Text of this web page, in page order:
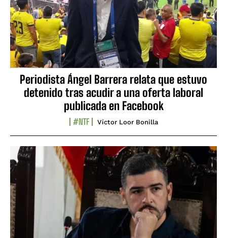
Periodista Ángel Barrera relata que estuvo
detenido tras acudir a una oferta laboral
publicada en Facebook
#NTF Víctor Loor Bonilla